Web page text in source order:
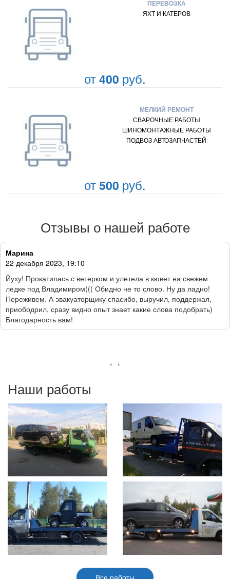
ПЕРЕВОЗКА
ЯХТ И КАТЕРОВ
от400 руб.
МЕЛКИЙ РЕМОНТ
СВАРОЧНЫЕ РАБОТЫ
ШИНОМОНТАЖНЫЕ РАБОТЫ
ПОДВОЗ АВТОЗАПЧАСТЕЙ
от500 руб.
Отзывы о нашей работе
Марина
22 декабря 2023, 19:10
Йуху! Прокатилась с ветерком и улетела в кювет на свежем
ледке под Владимиром((( Обидно не то слово. Ну да ладно!
Переживем. А эвакуаторщику спасибо, выручил, поддержал,
приободрил, сразу видно опыт знает какие слова подобрать)
Благодарность вам!
‹ ›
Наши работы
Все работы